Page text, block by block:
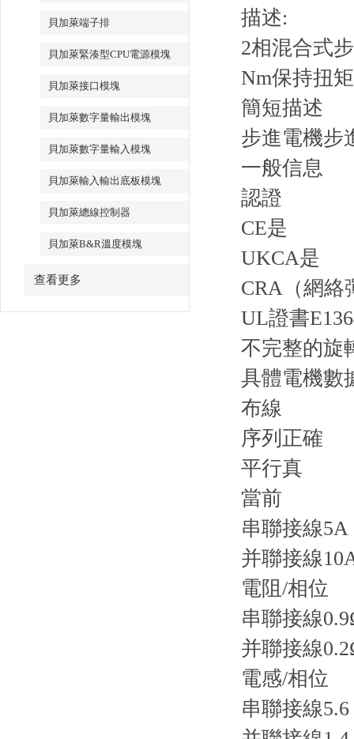
貝加萊端子排
貝加萊緊湊型CPU電源模塊
貝加萊接口模塊
貝加萊數字量輸出模塊
貝加萊數字量輸入模塊
貝加萊輸入輸出底板模塊
貝加萊總線控制器
貝加萊B&R溫度模塊
查看更多
描述:
2相混合式
Nm保持扭
簡短描述
步進電機步
一般信息
認證
CE是
UKCA是
CRA（網絡
UL證書
不完整的旋
具體電機數
布線
序列正確
平行真
當前
串聯接線5A
并聯接線
電阻/相位
串聯接線
并聯接線
電感/相位
串聯接線